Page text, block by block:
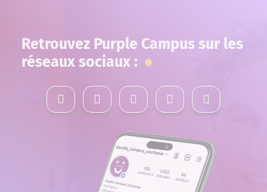
Retrouvez Purple Campus sur les
réseaux sociaux :